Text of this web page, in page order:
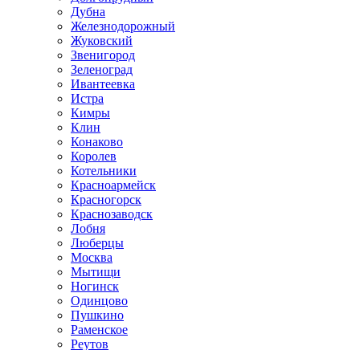
Дубна
Железнодорожный
Жуковский
Звенигород
Зеленоград
Ивантеевка
Истра
Кимры
Клин
Конаково
Королев
Котельники
Красноармейск
Красногорск
Краснозаводск
Лобня
Люберцы
Москва
Мытищи
Ногинск
Одинцово
Пушкино
Раменское
Реутов